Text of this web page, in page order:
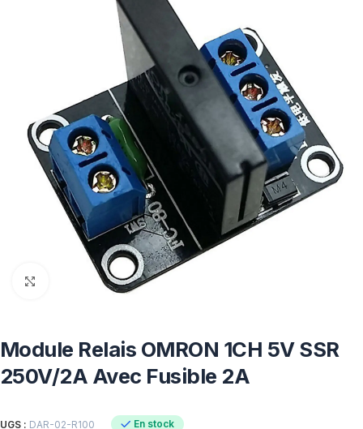
Click to enlarge
Module Relais OMRON 1CH 5V SSR
250V/2A Avec Fusible 2A
UGS : DAR-02-R100 En stock